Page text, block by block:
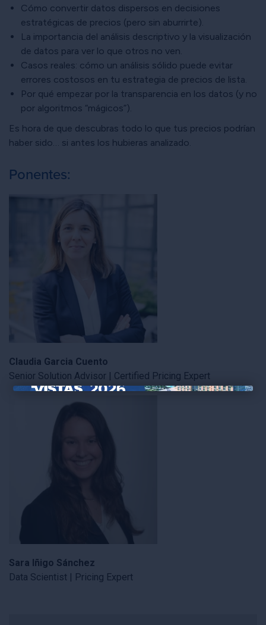
Cómo convertir datos dispersos en decisiones
estratégicas de precios (pero sin aburrirte).
La importancia del análisis descriptivo y la visualización
de datos para ver lo que otros no ven.
Casos reales: cómo un análisis sólido puede evitar
errores costosos en tu estrategia de precios de lista.
Por qué empezar por la transparencia en los datos (y no
por algoritmos “mágicos”).
Es hora de que descubras todo lo que tus precios podrían
haber sido… si antes los hubieras analizado.
Ponentes:
Claudia Garcia Cuento
Senior Solution Advisor | Certified Pricing Expert
Sara Iñigo Sánchez
Data Scientist | Pricing Expert